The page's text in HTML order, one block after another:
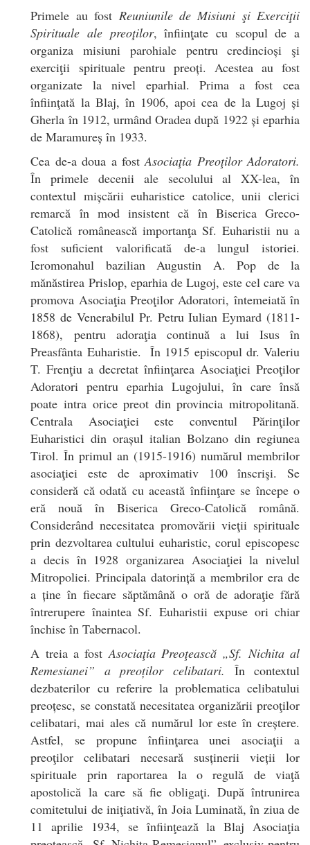
Primele au fost Reuniunile de Misiuni şi Exerciţii
Spirituale ale preoţilor, înfiinţate cu scopul de a
organiza misiuni parohiale pentru credincioși şi
exerciţii spirituale pentru preoți. Acestea au fost
organizate la nivel eparhial. Prima a fost cea
înfiinţată la Blaj, în 1906, apoi cea de la Lugoj și
Gherla în 1912, urmând Oradea după 1922 și eparhia
de Maramureș în 1933.
Cea de-a doua a fostAsociaţia Preoţilor Adoratori.
În primele decenii ale secolului al XX-lea, în
contextul mișcării euharistice catolice, unii clerici
remarcă în mod insistent că în Biserica Greco-
Catolică românească importanţa Sf. Euharistii nu a
fost suficient valorificată de-a lungul istoriei.
Ieromonahul bazilian Augustin A. Pop de la
mănăstirea Prislop, eparhia de Lugoj, este cel care va
promova Asociaţia Preoţilor Adoratori, întemeiată în
1858 de Venerabilul Pr. Petru Iulian Eymard (1811-
1868), pentru adoraţia continuă a lui Isus în
Preasfânta Euharistie. În 1915 episcopul dr. Valeriu
T. Frenţiu a decretat înfiinţarea Asociaţiei Preoţilor
Adoratori pentru eparhia Lugojului, în care însă
poate intra orice preot din provincia mitropolitană.
Centrala Asociaţiei este conventul Părinţilor
Euharistici din orașul italian Bolzano din regiunea
Tirol. În primul an (1915-1916) numărul membrilor
asociaţiei este de aproximativ 100 înscrişi. Se
consideră că odată cu această înfiinţare se începe o
eră nouă în Biserica Greco-Catolică română.
Considerând necesitatea promovării vieţii spirituale
prin dezvoltarea cultului euharistic, corul episcopesc
a decis în 1928 organizarea Asociaţiei la nivelul
Mitropoliei. Principala datorință a membrilor era de
a ține în fiecare săptămână o oră de adoraţie fără
întrerupere înaintea Sf. Euharistii expuse ori chiar
închise în Tabernacol.
A treia a fost Asociaţia Preoţească „Sf. Nichita al
Remesianei” a preoților celibatari. În contextul
dezbaterilor cu referire la problematica celibatului
preoțesc, se constată necesitatea organizării preoţilor
celibatari, mai ales că numărul lor este în creștere.
Astfel, se propune înfiinţarea unei asociaţii a
preoţilor celibatari necesară susținerii vieții lor
spirituale prin raportarea la o regulă de viaţă
apostolică la care să fie obligaţi. După întrunirea
comitetului de iniţiativă, în Joia Luminată, în ziua de
11 aprilie 1934, se înfiinţează la Blaj Asociaţia